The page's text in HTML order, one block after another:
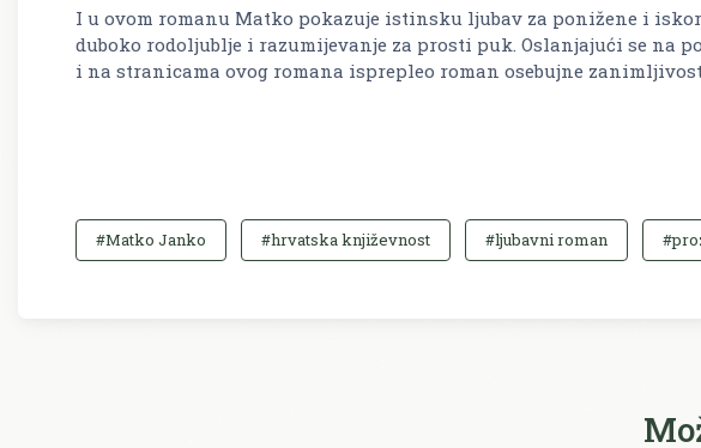
I u ovom romanu Matko pokazuje istinsku ljubav za ponižene i
duboko rodoljublje i razumijevanje za prosti puk. Oslanjajući se na
i na stranicama ovog romana isprepleo roman osebujne
#Matko Janko #hrvatska književnost #ljubavni roman